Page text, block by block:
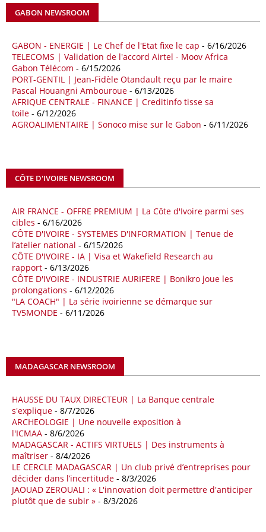
avril, à 81,82 milliards de dollars. Durant la même période, les
importations chinoises en provenance du continent ont atteint 45,02
quatre premiers mois de 2025.
09/05/26 ITALIE - LIBYE
Les deux pays veulent accélérer leurs projets gaziers communs, afin
de sécuriser davantage les approvisionnements énergétiques en
Méditerranée, dans un contexte marqué par des tensions
géopolitiques internationales et des perturbations sur le marché
mondial du gaz. Réunis à Rome le jeudi 7 mai, la Première ministre
coopération et les investissements dans le secteur énergétique. Cette
séquence survient alors que Rome cherche à réduire son exposition
18/04/26 ALGERIE - BP
La multinationale BP signe son retour en Algérie où un permis de
prospection d’hydrocarbures dans le bassin oriental lui a été attribué
par l’Agence nationale pour la valorisation des ressources en
hydrocarbures (ALNAFT). L’information rendue publique mercredi 15
avril par l’institution, intervient dans le cadre de sa politique de relance
de l’exploration. Le périmètre concerné se situe dans une zone de
l’est du pays jugée peu explorée malgré son potentiel. BP pourra y
lancer ses premières opérations de prospection sur le terrain portant
18/04/26 OUGANDA - CITIBANK
américaine Citibank pour arranger la mobilisation des financements
nécessaires à la construction du chemin de fer à écartement standard
(SGR) qui devrait relier la capitale Kampala à la frontière avec le
Kenya, pour un investissement de 2,7 milliards d'euros (3,19 milliards
de dollars). Selon le secrétaire permanent au ministère ougandais des
Finances, Ramathan Ggoobi, lors d’une rencontre entre les ministres
des Finances de l'Ouganda, du Kenya et du Rwanda tenue à
Washington, en marge des réunions de printemps 2026 du FMI et de
la Banque mondiale, des pourparlers avec les institutions de Bretton
Woods ont aussi été engagés en vue d'obtenir leur soutien pour ce
GABON NEWSROOM
GABON - ENERGIE | Le Chef de l'Etat fixe le cap - 6/16/2026
TELECOMS | Validation de l'accord Airtel - Moov Africa
Gabon Télécom - 6/15/2026
PORT-GENTIL | Jean-Fidèle Otandault reçu par le maire
Pascal Houangni Ambouroue - 6/13/2026
AFRIQUE CENTRALE - FINANCE | Creditinfo tisse sa
toile - 6/12/2026
AGROALIMENTAIRE | Sonoco mise sur le Gabon - 6/11/2026
CÔTE D'IVOIRE NEWSROOM
AIR FRANCE - OFFRE PREMIUM | La Côte d'Ivoire parmi ses
cibles - 6/16/2026
CÔTE D'IVOIRE - SYSTEMES D'INFORMATION | Tenue de
l’atelier national - 6/15/2026
CÔTE D'IVOIRE - IA | Visa et Wakefield Research au
rapport - 6/13/2026
CÔTE D'IVOIRE - INDUSTRIE AURIFERE | Bonikro joue les
prolongations - 6/12/2026
"LA COACH" | La série ivoirienne se démarque sur
TV5MONDE - 6/11/2026
MADAGASCAR NEWSROOM
HAUSSE DU TAUX DIRECTEUR | La Banque centrale
s'explique - 8/7/2026
ARCHEOLOGIE | Une nouvelle exposition à
l'ICMAA - 8/6/2026
MADAGASCAR - ACTIFS VIRTUELS | Des instruments à
maîtriser - 8/4/2026
LE CERCLE MADAGASCAR | Un club privé d’entreprises pour
décider dans l’incertitude - 8/3/2026
JAOUAD ZEROUALI : « L'innovation doit permettre d'anticiper
plutôt que de subir » - 8/3/2026